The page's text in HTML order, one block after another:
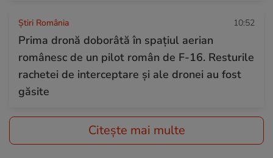
Știri România 10:52
Prima dronă doborâtă în spațiul aerian
românesc de un pilot român de F-16. Resturile
rachetei de interceptare și ale dronei au fost
găsite
Citește mai multe